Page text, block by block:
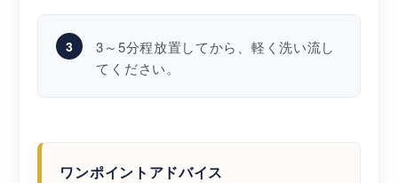
3
3～5分程放置してから、軽く洗い流し
てください。
ワンポイントアドバイス